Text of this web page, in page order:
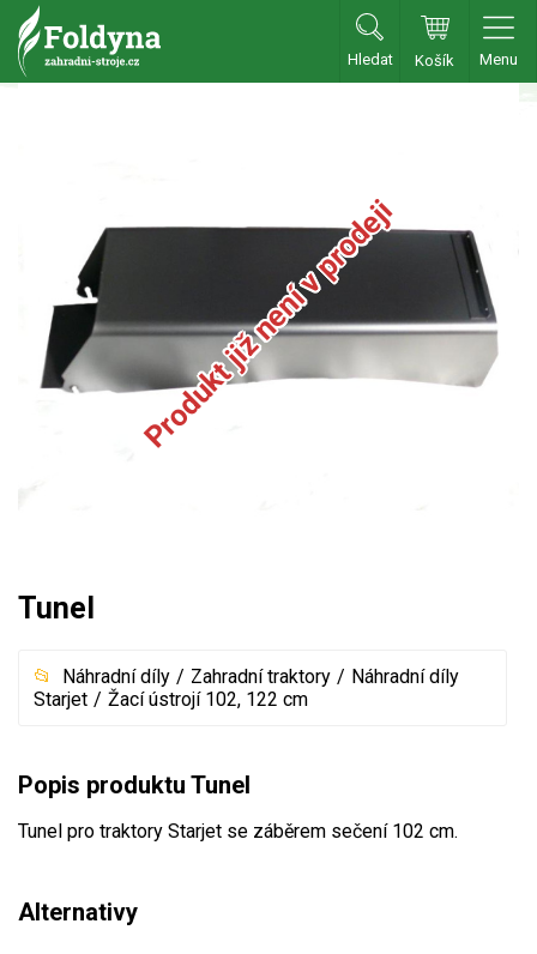
Hledat Košík Menu
Aku traktory
Příslušenství
Sekačky
Benzínové sekačky
Akumulátorové sekačky
Křovinořezy a vyžínače
Benzínové křovinořezy a vyžínače
Motorové pily
Benzínové pily
Elektrické pily
Produkt již není v prodeji
Tunel
Náhradní díly Zahradní traktory
Náhradní díly
Starjet
Žací ústrojí 102, 122 cm
Popis produktu Tunel
Tunel pro traktory Starjet se záběrem sečení 102 cm.
Alternativy